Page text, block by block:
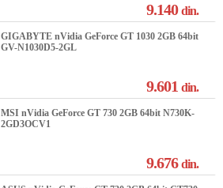
9.140din.
GIGABYTE nVidia GeForce GT 1030 2GB 64bit
GV-N1030D5-2GL
9.601din.
MSI nVidia GeForce GT 730 2GB 64bit N730K-
2GD3OCV1
9.676din.